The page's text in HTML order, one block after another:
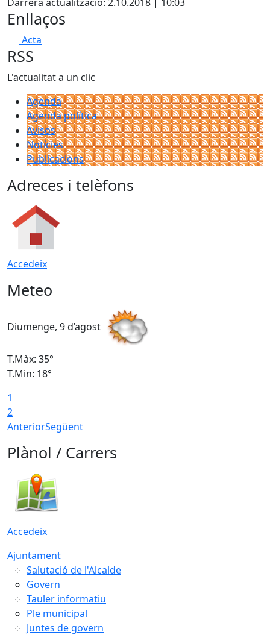
Enllaços
Acta
RSS
L'actualitat a un clic
Agenda
Agenda política
Avisos
Notícies
Publicacions
Adreces i telèfons
Accedeix
Meteo
Diumenge, 9 d’agost
T.Màx: 35°
T.Min: 18°
1
2
AnteriorSegüent
Plànol / Carrers
Accedeix
Ajuntament
Salutació de l'Alcalde
Govern
Tauler informatiu
Ple municipal
Juntes de govern